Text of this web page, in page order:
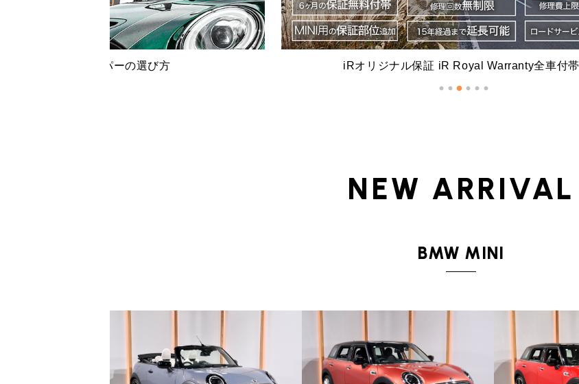
はじめてのミニクーパーの選び方 iRオリジナル保証 iR Royal Warranty全車付帯
NEW ARRIVAL
BMW MINI